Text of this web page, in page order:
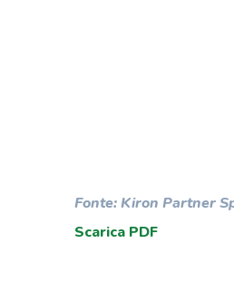
Fonte: Kiron Partner
Scarica PDF